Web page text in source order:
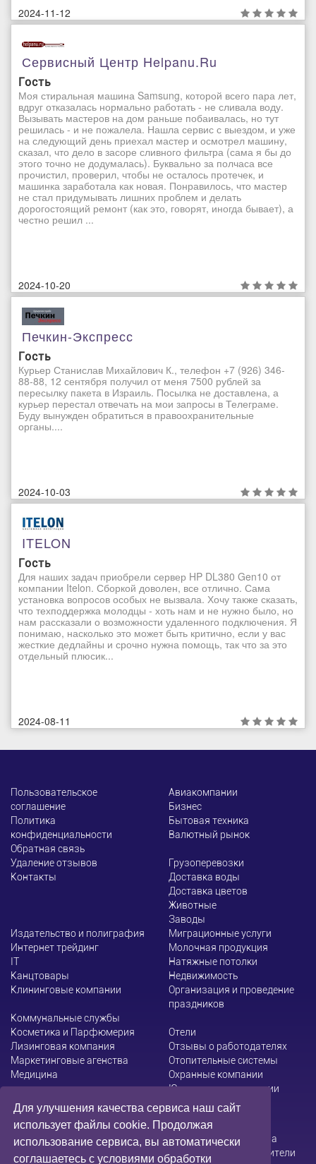
Для улучшения качества сервиса наш сайт
использует файлы cookie. Продолжая
использование сервиса, вы автоматически
соглашаетесь с условиями обработки
2024-11-12
Сервисный Центр Helpanu.ru
Гость
Моя стиральная машина Samsung, которой всего пара лет,
вдруг отказалась нормально работать - не сливала воду.
Вызывать мастеров на дом раньше побаивалась, но тут
решилась - и не пожалела. Нашла сервис с выездом, и уже
на следующий день приехал мастер и осмотрел машину,
сказал, что дело в засоре сливного фильтра (сама я бы до
этого точно не додумалась). Буквально за полчаса все
прочистил, проверил, чтобы не осталось протечек, и
машинка заработала как новая. Понравилось, что мастер
не стал придумывать лишних проблем и делать
дорогостоящий ремонт (как это, говорят, иногда бывает), а
честно решил ...
2024-10-20
Печкин-Экспресс
Гость
Курьер Станислав Михайлович К., телефон +7 (926) 346-
88-88, 12 сентября получил от меня 7500 рублей за
пересылку пакета в Израиль. Посылка не доставлена, а
курьер перестал отвечать на мои запросы в Телеграме.
Буду вынужден обратиться в правоохранительные
органы....
2024-10-03
ITELON
Гость
Для наших задач приобрели сервер HP DL380 Gen10 от
компании Itelon. Сборкой доволен, все отлично. Сама
установка вопросов особых не вызвала. Хочу также сказать,
что техподдержка молодцы - хоть нам и не нужно было, но
нам рассказали о возможности удаленного подключения. Я
понимаю, насколько это может быть критично, если у вас
жесткие дедлайны и срочно нужна помощь, так что за это
отдельный плюсик...
2024-08-11
Пользовательское
соглашение
Политика
конфиденциальности
Обратная связь
Удаление отзывов
Контакты
Авиакомпании
Бизнес
Бытовая техника
Валютный рынок
Грузоперевозки
Доставка воды
Доставка цветов
Животные
Заводы
Издательство и полиграфия
Интернет трейдинг
ІТ
Канцтовары
Клининговые компании
Коммунальные службы
Косметика и Парфюмерия
Лизинговая компания
Маркетинговые агенства
Медицина
Миграционные услуги
Молочная продукция
Натяжные потолки
Недвижимость
Организация и проведение
праздников
Отели
Отзывы о работодателях
Отопительные системы
Охранные компании
Юридические компании
Администрация сайта не несет ответственности за
содержание информации, которую размещают посетители